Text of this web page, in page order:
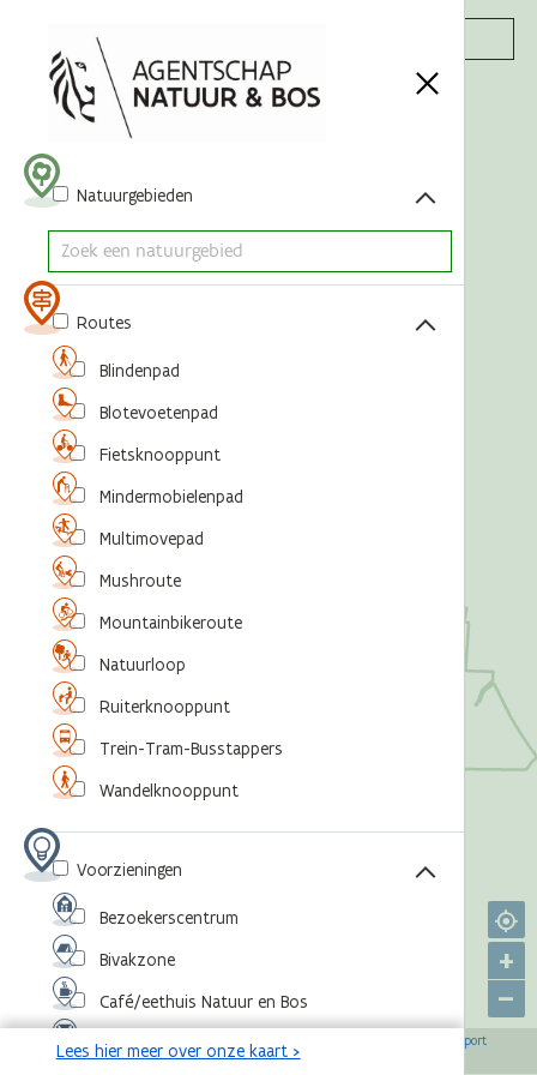
Acties
+
–
OpenStreetMap-bijdragers Agentschap voor Natuur en Bos
Sport
Vlaanderen,©Toerisme Vlaanderen
Natuurgebieden
Routes
Blindenpad
Blotevoetenpad
Fietsknooppunt
Mindermobielenpad
Multimovepad
Mushroute
Mountainbikeroute
Natuurloop
Ruiterknooppunt
Trein-Tram-Busstappers
Wandelknooppunt
Voorzieningen
Bezoekerscentrum
Bivakzone
Café/eethuis Natuur en Bos
Eventlocatie
Lees hier meer over onze kaart >